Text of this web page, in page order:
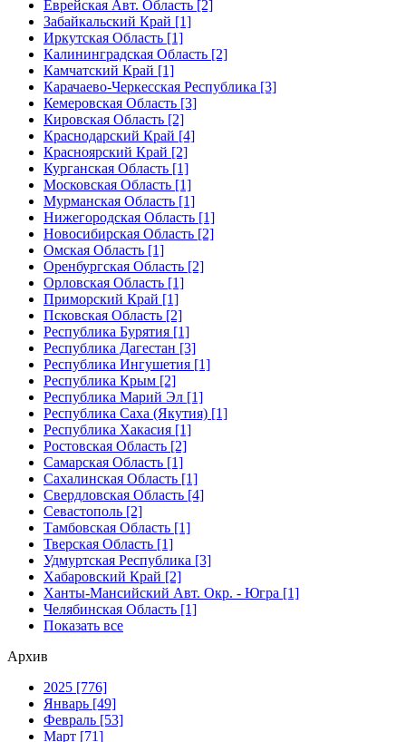
Еврейская Авт. Область [2]
Забайкальский Край [1]
Иркутская Область [1]
Калининградская Область [2]
Камчатский Край [1]
Карачаево-Черкесская Республика [3]
Кемеровская Область [3]
Кировская Область [2]
Краснодарский Край [4]
Красноярский Край [2]
Курганская Область [1]
Московская Область [1]
Мурманская Область [1]
Нижегородская Область [1]
Новосибирская Область [2]
Омская Область [1]
Оренбургская Область [2]
Орловская Область [1]
Приморский Край [1]
Псковская Область [2]
Республика Бурятия [1]
Республика Дагестан [3]
Республика Ингушетия [1]
Республика Крым [2]
Республика Марий Эл [1]
Республика Саха (Якутия) [1]
Республика Хакасия [1]
Ростовская Область [2]
Самарская Область [1]
Сахалинская Область [1]
Свердловская Область [4]
Севастополь [2]
Тамбовская Область [1]
Тверская Область [1]
Удмуртская Республика [3]
Хабаровский Край [2]
Ханты-Мансийский Авт. Окр. - Югра [1]
Челябинская Область [1]
Показать все
Архив
2025 [776]
Январь [49]
Февраль [53]
Март [71]